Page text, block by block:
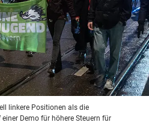
linkere Positionen als die
Demo für höhere Steuern für